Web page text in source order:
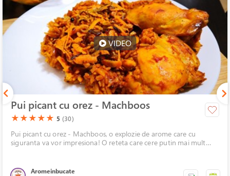
VIDEO
Pui picant cu orez - Machboos
(*)
★(*)
★(*)
★(*)
★(*)
★ 5 (30)
Pui picant cu orez - Machboos, o explozie de arome care cu
siguranta va vor impresiona! O reteta care cere putin mai mult
topping-ului.
Aromeinbucate